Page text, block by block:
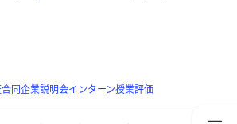
合同企業説明会インターン授業評価